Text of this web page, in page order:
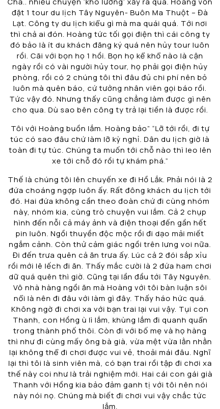
đặt 1 tour du lịch Tây Nguyên- Buôn Ma Thuột – Đà
Lạt. Công ty du lịch kiểu gì mà ma quái quá. Tới nơi
thì chả ai đón. Hoàng tức tối gọi điện thì cái công ty
đó bảo là ít du khách đăng ký quá nên hủy tour luôn
rồi. Cãi với bọn họ 1 hồi. Bọn họ kể khổ nào là cận
ngày rồi có vài người hủy tour, họ phải gọi điện hủy
phòng, rồi có 2 chúng tôi thì đâu đủ chi phí nên bỏ
luôn mà quên báo, cứ tưởng nhân viên gọi báo rồi.
Tức vậy đó. Nhưng thấy cũng chẳng làm được gì nên
cho qua. Dù sao bên công ty trả lại tiền là được rồi.
Tôi với Hoàng buồn lắm. Hoàng bảo” “Lỡ tới rồi, đi tự
túc có sao đâu chứ làm lỡ kỳ nghỉ. Dân du lịch giờ là
toàn đi tự túc. Chúng ta muốn tới chỗ nào thì leo lên
xe tới chỗ đó rồi tự khám phá.”
Thế là chúng tôi lên chuyến xe đi Hồ Lắk. Phải nói là 2
đứa choáng ngợp luôn ấy. Rất đông khách du lịch tới
đó. Hai đứa không cần theo đoàn chứ đi cùng nhóm
này, nhóm kia, cùng trò chuyện vui lắm. Cả 2 chụp
hình đến nỗi cả máy ảnh và điện thoại đến gần hết
pin luôn. Ngồi thuyền độc mộc rồi đi dạo mải miết
ngắm cảnh. Còn thử cảm giác ngồi trên lưng voi nữa.
Đi đến trưa quên cả ăn trưa ấy. Lúc cả 2 đói sắp xỉu
rồi mới lê lếch đi ăn. Thấy mắc cười là 2 đứa ham chơi
dữ quá quên thì giờ. Cũng tại lần đầu tới Tây Nguyên.
Vô nhà hàng ngồi ăn mà Hoàng với tôi bàn luận sôi
nổi là nên đi đâu với làm gì đây. Thấy háo hức quá.
Không ngờ đi chơi xa với bạn trai lại vui vậy. Tụi con
Thanh, con Hồng ù lì lắm, khùng lắm đi quanh quẩn
trong thành phố thôi. Còn đi với bố mẹ và họ hàng
thì như đi cùng mấy ông bà già, vừa mệt vừa lằn nhằn
lại không thể đi chơi được vui vẻ, thoải mái đâu. Nghĩ
lại thì tôi là sinh viên mà, có bạn trai rồi tập đi chơi xa
thế này coi như là trải nghiệm mới. Hai cái con gái già
Thanh với Hồng kia bảo đảm ganh tị với tôi nên nói
này nói nọ. Chúng mà biết đi chơi vui vậy chắc tức
lắm.